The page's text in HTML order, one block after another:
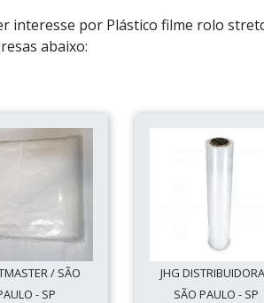
interesse por Plástico filme rolo
abaixo:
/ SÃO
- SP
JHG
SÃO PAULO - SP